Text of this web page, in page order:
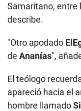
Samaritano, entre
describe.
"Otro apodado
de Ananías",
El teólogo
apareció hacia el
hombre llamado